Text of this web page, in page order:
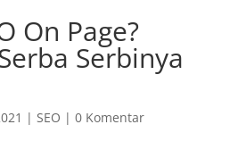
On Page?
Serbinya
| SEO | 0 Komentar